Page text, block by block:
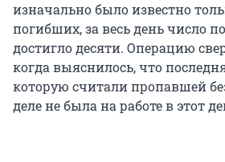
изначально было известно
погибших, за весь день число
достигло десяти. Операцию
когда выяснилось, что
которую считали пропавшей
деле не была на работе в этот